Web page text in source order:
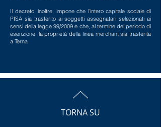
Il decreto, inoltre, impone che l’intero capitale sociale di
PISA sia trasferito ai soggetti assegnatari selezionati ai
sensi della legge 99/2009 e che, al termine del periodo di
esenzione, la proprietà della linea merchant sia trasferita
a Terna
TORNA SU